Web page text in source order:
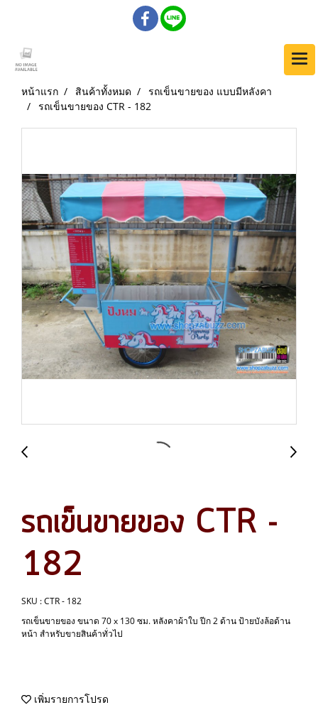
หน้าแรก สินค้าทั้งหมด
รถเข็นขายของ แบบมีหลังคา
รถเข็นขายของ CTR - 182
รถเข็นขายของ CTR -
182
SKU : CTR - 182
รถเข็นขายของ ขนาด 70 x 130 ซม. หลังคาผ้าใบ ปีก 2 ด้าน ป้ายบังล้อด้าน
หน้า สำหรับขายสินค้าทั่วไป
เพิ่มรายการโปรด